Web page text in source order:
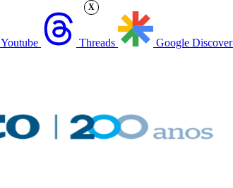
Youtube Threads Google Discover
X